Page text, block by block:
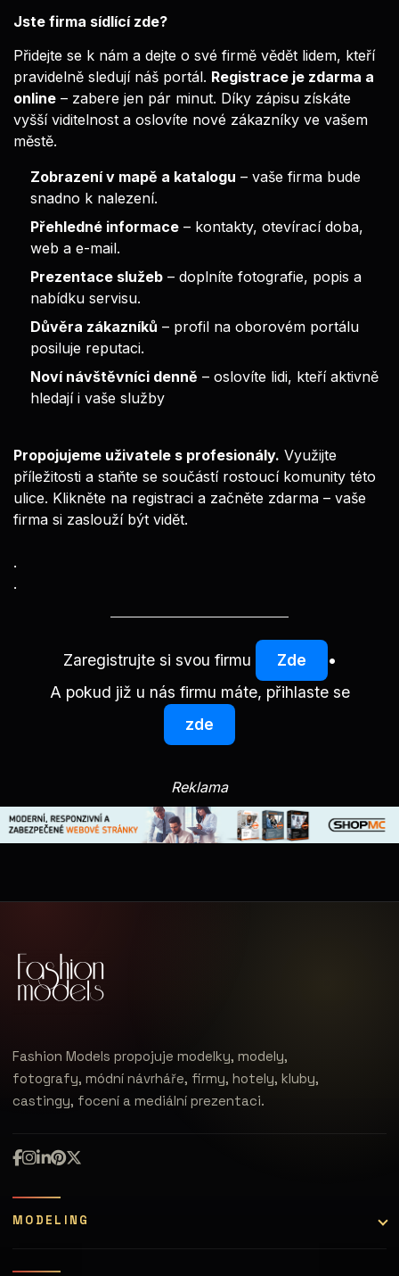
Reklama
Jste firma sídlící zde?
Přidejte se k nám a dejte o své firmě vědět lidem, kteří
pravidelně sledují náš portál. Registrace je zdarma a
online – zabere jen pár minut. Díky zápisu získáte
vyšší viditelnost a oslovíte nové zákazníky ve vašem
městě.
Zobrazení v mapě a katalogu – vaše firma bude
snadno k nalezení.
Přehledné informace – kontakty, otevírací doba,
web a e-mail.
Prezentace služeb – doplníte fotografie, popis a
nabídku servisu.
Důvěra zákazníků – profil na oborovém portálu
posiluje reputaci.
Noví návštěvníci denně – oslovíte lidi, kteří aktivně
hledají i vaše služby
Propojujeme uživatele s profesionály. Využijte
příležitosti a staňte se součástí rostoucí komunity této
ulice. Klikněte na registraci a začněte zdarma – vaše
firma si zaslouží být vidět.
.
.
Zaregistrujte si svou firmu Zde
•
A pokud již u nás firmu máte, přihlaste se
zde
Fashion Models propojuje modelky, modely,
fotografy, módní návrháře, firmy, hotely, kluby,
castingy, focení a mediální prezentaci.
MODELING